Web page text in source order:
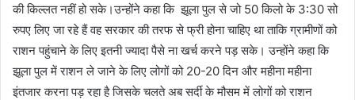
की किल्लत नहीं हो सके।उन्होंने कहा कि झूला पुल से जो 50 किलो के 3:30 सो
रुपए लिए जा रहे हैं वह सरकार की तरफ से फ्री होना चाहिए था ताकि ग्रामीणों को
राशन पहुंचाने के लिए इतनी ज्यादा पैसे ना खर्च करने पड़ सके। उन्होंने कहा कि
झूला पुल में राशन ले जाने के लिए लोगों को 20-20 दिन और महीना महीना
इंतजार करना पड़ रहा है जिसके चलते अब सर्दी के मौसम में लोगों को राशन